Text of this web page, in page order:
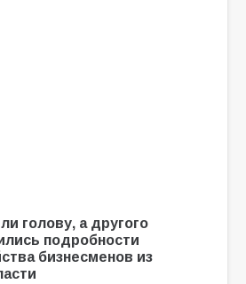
голову, а другого
подробности
бизнесменов из